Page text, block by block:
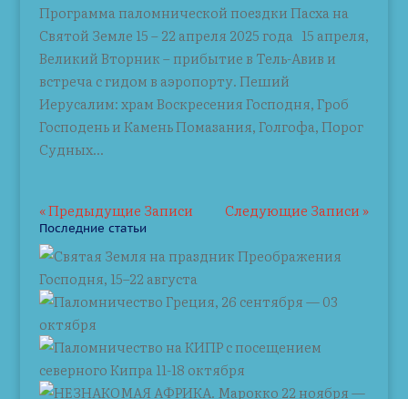
Программа паломнической поездки Пасха на
Святой Земле 15 – 22 апреля 2025 года 15 апреля,
Великий Вторник – прибытие в Тель-Авив и
встреча с гидом в аэропорту. Пеший
Иерусалим: храм Воскресения Господня, Гроб
Господень и Камень Помазания, Голгофа, Порог
Судных...
« Предыдущие Записи Следующие Записи »
Последние статьи